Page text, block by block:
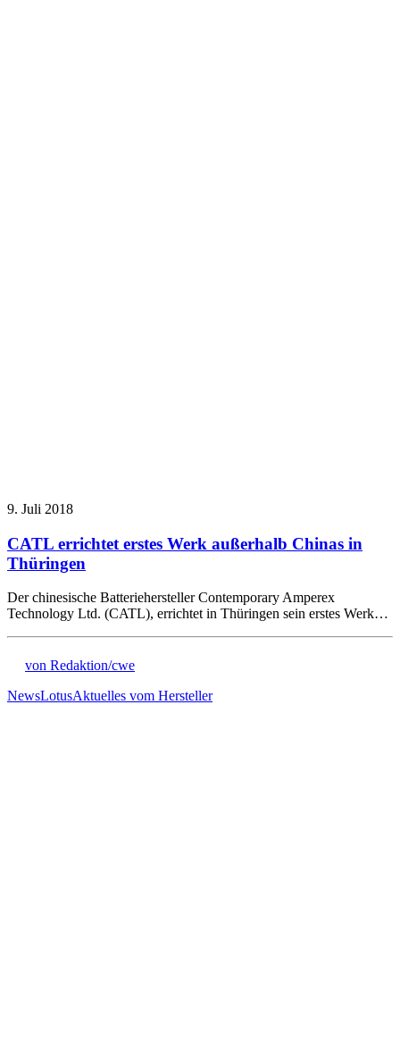
9. Juli 2018
CATL errichtet erstes Werk außerhalb Chinas in
Thüringen
Der chinesische Batteriehersteller Contemporary Amperex
Technology Ltd. (CATL), errichtet in Thüringen sein erstes Werk…
von Redaktion/cwe
NewsLotusAktuelles vom Hersteller